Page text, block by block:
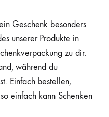
Geschenk besonders
unserer Produkte in
zu dir.
während du
Einfach bestellen,
einfach kann Schenken